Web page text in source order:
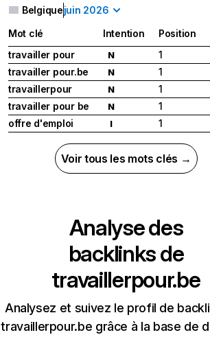
Belgiquejuin 2026
Mot clé Intention
Position
travailler pour
N
1
travailler pour.be
N
1
travaillerpour
N
1
travailler pour be
N
1
offre d'emploi
I 1
Voir tous les mots clés →
Analyse des
backlinks de
travaillerpour.be
Analysez et suivez le profil de
travaillerpour.be grâce à la base de